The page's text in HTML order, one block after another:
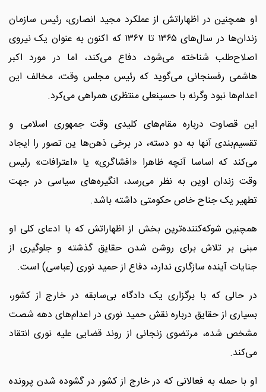
او همچنین در اظهاراتش از عملکرد مجید انصاری، رئیس سازمان
زندان‌ها در سال‌های ۱۳۶۵ تا ۱۳۶۷ که اکنون به عنوان یک نیروی
اصلاح‌طلب شناخته می‌شود، دفاع می‌کند، اما در مورد اکبر
هاشمی رفسنجانی می‌گوید که رئیس مجلس وقت، مخالف این
اعدام‌ها نبود وگرنه با حسینعلی منتظری همراهی می‌کرد.
این قصاوت درباره مقام‌های کلیدی وقت جمهوری اسلامی و
تقسیم‌بندی آنها به دو دسته، در برخی ذهن‌ها ین تصور را ایجاد
می‌کند که اساسا آنچه ظاهرا «افشاگری» یا «اعترافات» رئیس
وقت زندان اوین به نظر می‌رسد، انگیره‌های سیاسی در جهت
تطهیر یک جناح خاص حکومتی داشته باشد.
همچنین شوکه‌کننده‌ترین بخش از اظهاراتش که با ادعای کلی‌ او
مبنی بر تلاش برای روشن شدن حقایق گذشته و جلوگیری از
جنایات آینده سازگاری ندارد، دفاع از حمید نوری (عباسی) است.
در حالی که با برگزاری یک دادگاه بی‌سابقه در خارج از کشور،
بسیاری از حقایق درباره نقش حمید نوری در اعدام‌های دهه شصت
مشخص شده، مرتضوی زنجانی از روند قضایی علیه نوری انتقاد
می‌کند.
او با حمله به فعالانی که در خارج از کشور در گشوده شدن پرونده